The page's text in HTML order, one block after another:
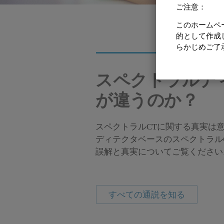
ご注意：
このホーム
的として作成
らかじめご了
スペクトラル
スペクトラルデ
が違うのか？
スペクトラルCTに関する真実は
ディテクタベースのスペクトラ
誤解と真実についてご覧くださ
すべての通説を知る